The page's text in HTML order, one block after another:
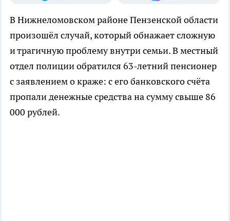
В Нижнеломовском районе Пензенской области
произошёл случай, который обнажает сложную
и трагичную проблему внутри семьи. В местный
отдел полиции обратился 63-летний пенсионер
с заявлением о краже: с его банковского счёта
пропали денежные средства на сумму свыше 86
000 рублей.